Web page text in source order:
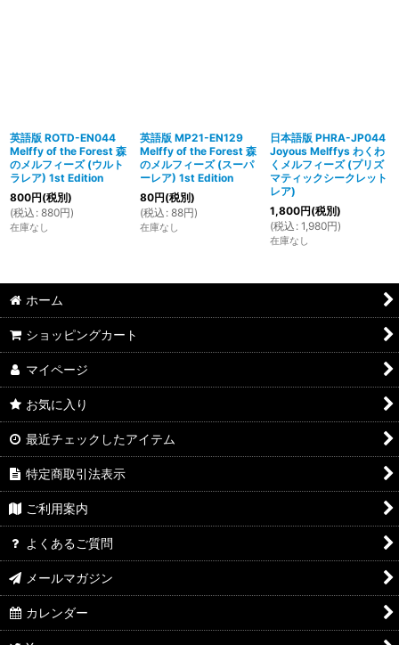
英語版 ROTD-EN044
Melffy of the Forest 森
のメルフィーズ (ウルト
ラレア) 1st Edition
800円(税別)
(税込 : 880円)
在庫なし
英語版 MP21-EN129
Melffy of the Forest 森
のメルフィーズ (スーパ
ーレア) 1st Edition
80円(税別)
(税込 : 88円)
在庫なし
日本語版 PHRA-JP044
Joyous Melffys わくわ
くメルフィーズ (プリズ
マティックシークレット
レア)
1,800円(税別)
(税込 : 1,980円)
在庫なし
ホーム
ショッピングカート
マイページ
お気に入り
最近チェックしたアイテム
特定商取引法表示
ご利用案内
よくあるご質問
メールマガジン
カレンダー